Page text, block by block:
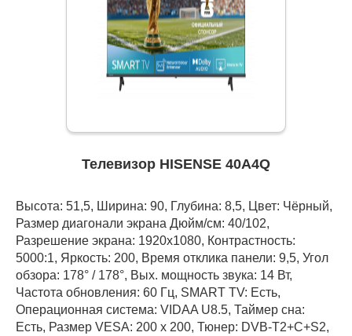
Телевизор HISENSE 40A4Q
Высота: 51,5, Ширина: 90, Глубина: 8,5, Цвет: Чёрный,
Размер диагонали экрана Дюйм/см: 40/102,
Разрешение экрана: 1920x1080, Контрастность:
5000:1, Яркость: 200, Время отклика панели: 9,5, Угол
обзора: 178° / 178°, Вых. мощность звука: 14 Вт,
Частота обновления: 60 Гц, SMART TV: Есть,
Операционная система: VIDAA U8.5, Таймер сна:
Есть, Размер VESA: 200 х 200, Тюнер: DVB-T2+C+S2,